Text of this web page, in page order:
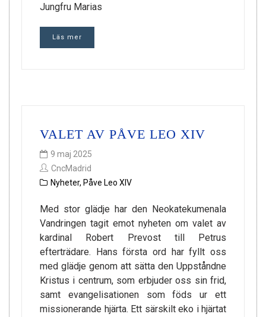
Jungfru Marias
Läs mer
VALET AV PÅVE LEO XIV
9 maj 2025
CncMadrid
Nyheter, Påve Leo XIV
Med stor glädje har den Neokatekumenala
Vandringen tagit emot nyheten om valet av
kardinal Robert Prevost till Petrus
efterträdare. Hans första ord har fyllt oss
med glädje genom att sätta den Uppståndne
Kristus i centrum, som erbjuder oss sin frid,
samt evangelisationen som föds ur ett
missionerande hjärta. Ett särskilt eko i hjärtat